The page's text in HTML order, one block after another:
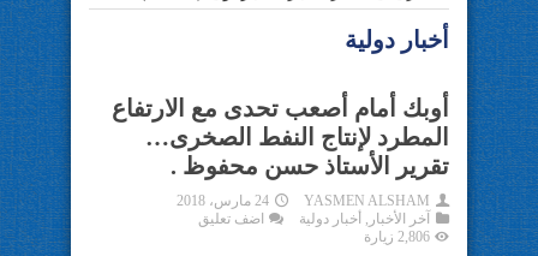
أخبار دولية
أوبك أمام أصعب تحدى مع الارتفاع
المطرد لإنتاج النفط الصخرى…
تقرير الأستاذ حسن محفوظ .
YASMEN ALSHAM
24 مارس، 2018
آخر الأخبار , أخبار دولية
اضف تعليق
2,806 زيارة